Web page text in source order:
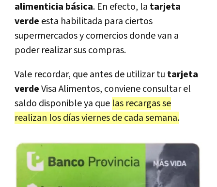
alimenticia básica. En efecto, la tarjeta
verde esta habilitada para ciertos
supermercados y comercios donde van a
poder realizar sus compras.
Vale recordar, que antes de utilizar tu tarjeta
verdeVisa Alimentos, conviene consultar el
saldo disponible ya que las recargas se
realizan los días viernes de cada semana.